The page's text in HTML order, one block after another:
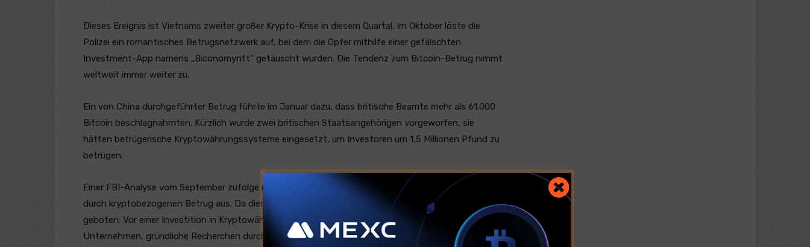
Dieses Ereignis ist Vietnams zweiter großer Krypto-Krise in diesem Quartal. Im Oktober löste die
Polizei ein romantisches Betrugsnetzwerk auf, bei dem die Opfer mithilfe einer gefälschten
Investment-App namens „Biconomynft“ getäuscht wurden. Die Tendenz zum Bitcoin-Betrug nimmt
weltweit immer weiter zu.
Ein von China durchgeführter Betrug führte im Januar dazu, dass britische Beamte mehr als 61.000
Bitcoin beschlagnahmten. Kürzlich wurde zwei britischen Staatsangehörigen vorgeworfen, sie
hätten betrügerische Kryptowährungssysteme eingesetzt, um Investoren um 1,5 Millionen Pfund zu
betrügen.
Einer FBI-Analyse vom September zufolge machten Anlagebetrug im Jahr 2023 71 % der Verluste
durch kryptobezogenen Betrug aus. Da diese Programme immer komplexer werden, ist Wachsamkeit
geboten. Vor einer Investition in Kryptowährungen raten Experten Einzelpersonen und
Unternehmen, gründliche Recherchen durchzuführen.